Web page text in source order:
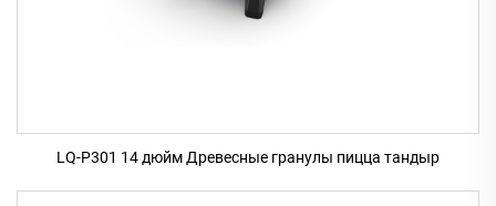
LQ-P301 14 дюйм Древесные гранулы пицца тандыр